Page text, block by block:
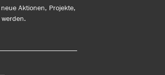
Aktionen, Projekte,